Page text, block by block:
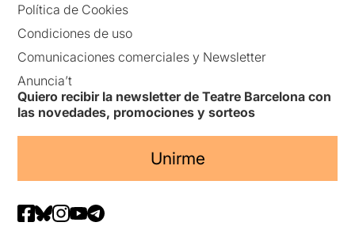
Política de Cookies
Condiciones de uso
Comunicaciones comerciales y Newsletter
Anuncia’t
Quiero recibir la newsletter de Teatre Barcelona con
las novedades, promociones y sorteos
Unirme